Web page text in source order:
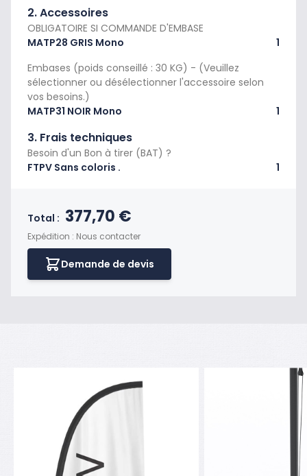
2. Accessoires
OBLIGATOIRE SI COMMANDE D'EMBASE
MATP28 GRIS Mono
1
Embases (poids conseillé : 30 KG) - (Veuillez
sélectionner ou désélectionner l'accessoire selon
vos besoins.)
MATP31 NOIR Mono
1
3. Frais techniques
Besoin d'un Bon à tirer (BAT) ?
FTPV Sans coloris .
1
Total : Prix final du produit
377,70 €
Expédition : Nous contacter
Demande de devis